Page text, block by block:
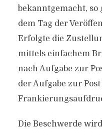
bekanntgemacht, so
dem Tag der
Erfolgte die
mittels einfachem
nach Aufgabe zur
der Aufgabe zur
Die Beschwerde